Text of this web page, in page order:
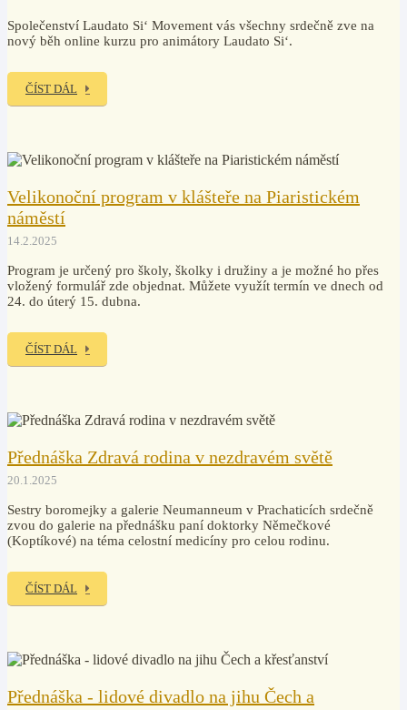
Společenství Laudato Si‘ Movement vás všechny srdečně zve na
nový běh online kurzu pro animátory Laudato Si‘.
ČÍST DÁL
Velikonoční program v klášteře na Piaristickém
náměstí
14.2.2025
Program je určený pro školy, školky i družiny a je možné ho přes
vložený formulář zde objednat. Můžete využít termín ve dnech od
24. do úterý 15. dubna.
ČÍST DÁL
Přednáška Zdravá rodina v nezdravém světě
20.1.2025
Sestry boromejky a galerie Neumanneum v Prachaticích srdečně
zvou do galerie na přednášku paní doktorky Němečkové
(Koptíkové) na téma celostní medicíny pro celou rodinu.
ČÍST DÁL
Přednáška - lidové divadlo na jihu Čech a